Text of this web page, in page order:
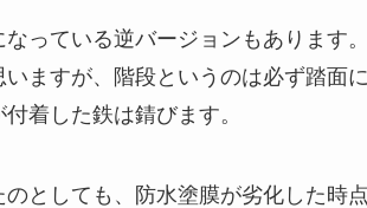
っている逆バージョンもあります。
ますが、階段というのは必ず踏面に
着した鉄は錆びます。
としても、防水塗膜が劣化した時点